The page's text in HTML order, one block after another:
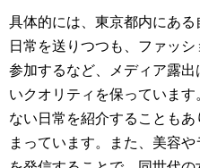
具体的には、東京都内にあ
日常を送りつつも、ファッ
参加するなど、メディア露
いクオリティを保っていま
ない日常を紹介することも
まっています。また、美容